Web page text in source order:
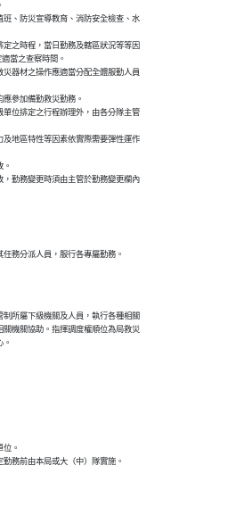
班、防災宣導教育、消防安全檢查、水
定之時程，當日勤務及轄區狀況等等因
適當之查察時間。
災器材之操作應適當分配全體服勤人員
應參加備勤救災勤務。
單位排定之行程辦理外，由各分隊主管
及地區特性等因素依實際需要彈性運作
。
，勤務變更時須由主管於勤務變更欄內
任務分派人員，服行各專屬勤務。
制所屬下級機關及人員，執行各種相關
關機關協助。指揮調度權順位為局救災
。
位。
勤務前由本局或大（中）隊實施。